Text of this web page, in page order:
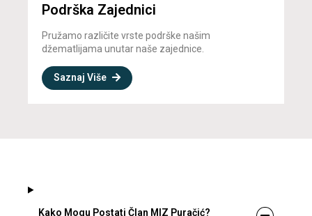
Podrška Zajednici
Pružamo različite vrste podrške našim
džematlijama unutar naše zajednice.
Saznaj Više
Kako Mogu Postati Član MIZ Puračić?